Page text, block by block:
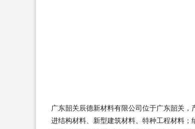
广东韶关辰德新材料有限公司位于广东韶关
进结构材料、新型建筑材料、特种工程材料